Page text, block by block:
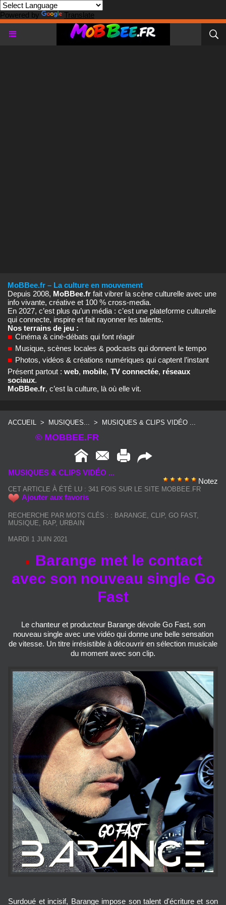
Powered by Translate
MoBBee.fr – La culture en mouvement
Depuis 2008, MoBBee.fr fait vibrer la scène culturelle avec une
info vivante, créative et 100 % cross‑media.
En 2027, c’est plus qu’un média : c’est une plateforme culturelle
qui connecte, inspire et fait rayonner les talents.
Nos terrains de jeu :
■ Cinéma & ciné‑débats qui font réagir
■ Musique, scènes locales & podcasts qui donnent le tempo
■ Photos, vidéos & créations numériques qui captent l’instant
Présent partout : web, mobile, TV connectée, réseaux
sociaux.
MoBBee.fr, c’est la culture, là où elle vit.
ACCUEIL > MUSIQUES... > MUSIQUES & CLIPS VIDÉO ...
© MOBBEE.FR
MUSIQUES & CLIPS VIDÉO ...
Notez
CET ARTICLE À ÉTÉ LU : 341 FOIS SUR LE SITE MOBBEE.FR
Ajouter aux favoris
RECHERCHE PAR MOTS CLÉS : : BARANGE CLIP, GO FAST,
MUSIQUE
RAP, URBAIN
MARDI 1 JUIN 2021
Barange met le contact
avec son nouveau single Go
Fast
Le chanteur et producteur Barange dévoile Go Fast, son
nouveau single avec une vidéo qui donne une belle sensation
de vitesse. Un titre irrésistible à découvrir en sélection musicale
du moment avec son clip.
Surdoué et incisif, Barange impose son talent d'écriture et son